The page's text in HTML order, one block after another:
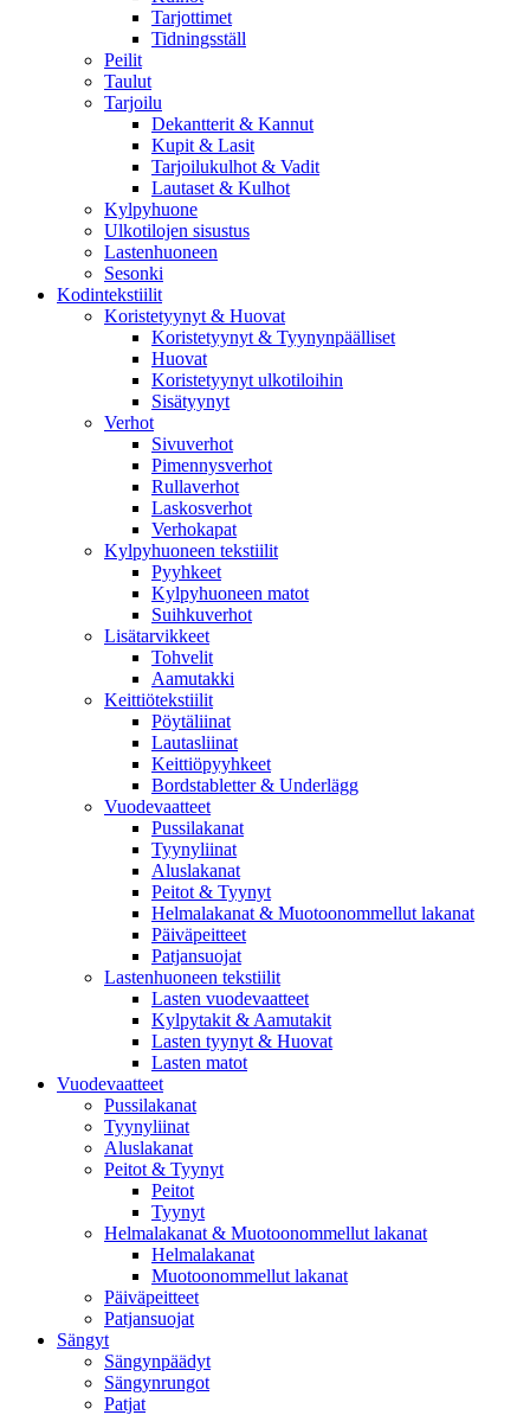
Tarjottimet
Tidningsställ
Peilit
Taulut
Tarjoilu
Dekantterit & Kannut
Kupit & Lasit
Tarjoilukulhot & Vadit
Lautaset & Kulhot
Kylpyhuone
Ulkotilojen sisustus
Lastenhuoneen
Sesonki
Kodintekstiilit
Koristetyynyt & Huovat
Koristetyynyt & Tyynynpäälliset
Huovat
Koristetyynyt ulkotiloihin
Sisätyynyt
Verhot
Sivuverhot
Pimennysverhot
Rullaverhot
Laskosverhot
Verhokapat
Kylpyhuoneen tekstiilit
Pyyhkeet
Kylpyhuoneen matot
Suihkuverhot
Lisätarvikkeet
Tohvelit
Aamutakki
Keittiötekstiilit
Pöytäliinat
Lautasliinat
Keittiöpyyhkeet
Bordstabletter & Underlägg
Vuodevaatteet
Pussilakanat
Tyynyliinat
Aluslakanat
Peitot & Tyynyt
Helmalakanat & Muotoonommellut lakanat
Päiväpeitteet
Patjansuojat
Lastenhuoneen tekstiilit
Lasten vuodevaatteet
Kylpytakit & Aamutakit
Lasten tyynyt & Huovat
Lasten matot
Vuodevaatteet
Pussilakanat
Tyynyliinat
Aluslakanat
Peitot & Tyynyt
Peitot
Tyynyt
Helmalakanat & Muotoonommellut lakanat
Helmalakanat
Muotoonommellut lakanat
Päiväpeitteet
Patjansuojat
Sängyt
Sängynpäädyt
Sängynrungot
Patjat